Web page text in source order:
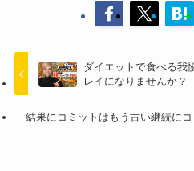
ダイエットで食べる我
レイになりませんか？
結果にコミットはもう古い継続に